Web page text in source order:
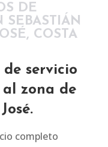
DE
SEBASTIÁN
COSTA
servicio
zona de
completo